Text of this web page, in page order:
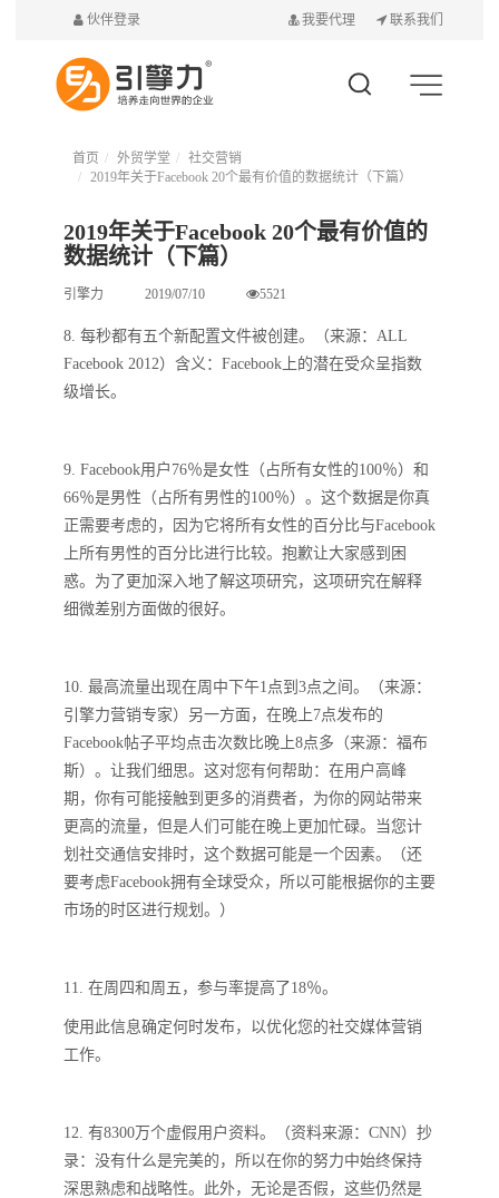
伙伴登录 我要代理 联系我们
首页 外贸学堂
社交营销
2019年关于Facebook 20个最有价值的数据统计（下篇）
2019年关于Facebook 20个最有价值的
数据统计（下篇）
引擎力 2019/07/10 5521
8. 每秒都有五个新配置文件被创建。（来源：ALL
Facebook 2012）含义：Facebook上的潜在受众呈指数
级增长。
9. Facebook用户76％是女性（占所有女性的100％）和
66％是男性（占所有男性的100％）。这个数据是你真
正需要考虑的，因为它将所有女性的百分比与Facebook
上所有男性的百分比进行比较。抱歉让大家感到困
惑。为了更加深入地了解这项研究，这项研究在解释
细微差别方面做的很好。
10. 最高流量出现在周中下午1点到3点之间。（来源：
引擎力营销专家）另一方面，在晚上7点发布的
Facebook帖子平均点击次数比晚上8点多（来源：福布
斯）。让我们细思。这对您有何帮助：在用户高峰
期，你有可能接触到更多的消费者，为你的网站带来
更高的流量，但是人们可能在晚上更加忙碌。当您计
划社交通信安排时，这个数据可能是一个因素。（还
要考虑Facebook拥有全球受众，所以可能根据你的主要
市场的时区进行规划。）
11. 在周四和周五，参与率提高了18％。
使用此信息确定何时发布，以优化您的社交媒体营销
工作。
12. 有8300万个虚假用户资料。（资料来源：CNN）抄
录：没有什么是完美的，所以在你的努力中始终保持
深思熟虑和战略性。此外，无论是否假，这些仍然是